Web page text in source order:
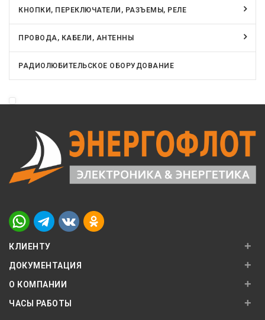
КНОПКИ, ПЕРЕКЛЮЧАТЕЛИ, РАЗЪЕМЫ, РЕЛЕ
ПРОВОДА, КАБЕЛИ, АНТЕННЫ
РАДИОЛЮБИТЕЛЬСКОЕ ОБОРУДОВАНИЕ
КЛИЕНТУ +
ДОКУМЕНТАЦИЯ +
О КОМПАНИИ +
ЧАСЫ РАБОТЫ +